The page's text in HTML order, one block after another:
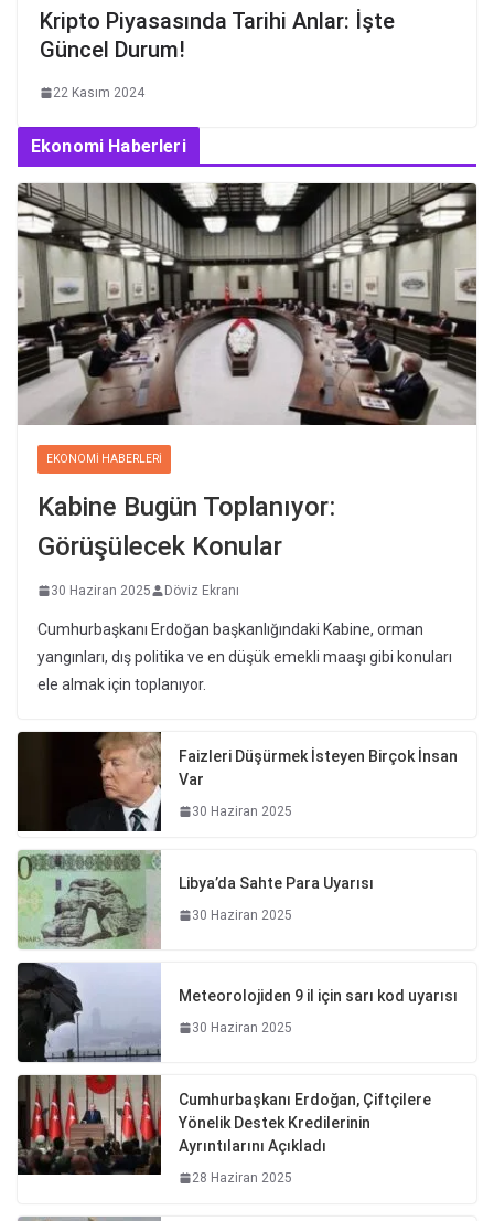
Kripto Piyasasında Tarihi Anlar: İşte
Güncel Durum!
22 Kasım 2024
Ekonomi Haberleri
EKONOMI HABERLERI
Kabine Bugün Toplanıyor:
Görüşülecek Konular
30 Haziran 2025 Döviz Ekranı
Cumhurbaşkanı Erdoğan başkanlığındaki Kabine, orman
yangınları, dış politika ve en düşük emekli maaşı gibi konuları
ele almak için toplanıyor.
Faizleri Düşürmek İsteyen Birçok İnsan
Var
30 Haziran 2025
Libya’da Sahte Para Uyarısı
30 Haziran 2025
Meteorolojiden 9 il için sarı kod uyarısı
30 Haziran 2025
Cumhurbaşkanı Erdoğan, Çiftçilere
Yönelik Destek Kredilerinin
Ayrıntılarını Açıkladı
28 Haziran 2025